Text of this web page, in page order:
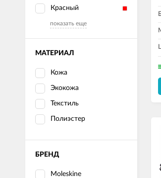
Красный
показать еще
МАТЕРИАЛ
Кожа
Экокожа
Текстиль
Полиэстер
БРЕНД
Moleskine